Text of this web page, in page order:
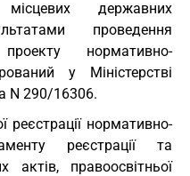
місцевих державних
проведення
нормативно-
у Міністерстві
N 290/16306.
реєстрації нормативно-
реєстрації та
актів, правоосвітньої